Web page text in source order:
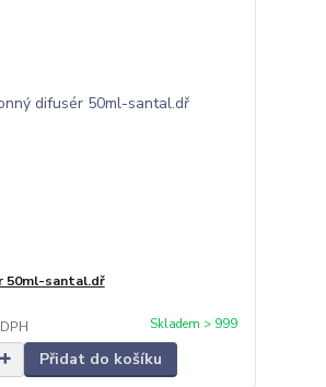
50ml-santal.dř
Skladem > 999
Přidat do košíku